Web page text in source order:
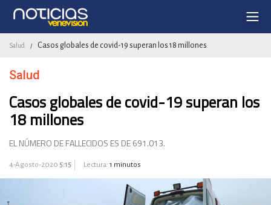
Salud / Casos globales de covid-19 superan los 18 millones
Salud
Casos globales de covid-19 superan los
18 millones
EL NÚMERO DE FALLECIDOS ES DE 691.013.
4-Agosto-2020 5:15 Lectura: 1 minutos